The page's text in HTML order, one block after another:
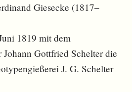
Giesecke (1817–
1819 mit dem
Johann Gottfried Schelter die
J. G. Schelter